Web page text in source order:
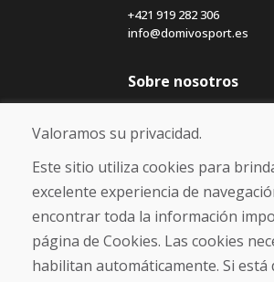
+421 919 282 306
info@domivosport.es
Sobre nosotros
Blog
Sobre nosotros
Comercio
Contacto
Compra
Tienda electrónica
Envío y pago
Valoramos su privacidad.
Este sitio utiliza cookies para
excelente experiencia de
encontrar toda la información
página de Cookies. Las cookies
habilitan automáticamente. Si está